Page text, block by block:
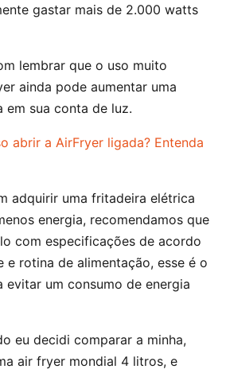
gastar mais de 2.000 watts
lembrar que o uso muito
ainda pode aumentar uma
sua conta de luz.
abrir a AirFryer ligada? Entenda
adquirir uma fritadeira elétrica
energia, recomendamos que
com especificações de acordo
e rotina de alimentação, esse é o
evitar um consumo de energia
eu decidi comparar a minha,
air fryer mondial 4 litros, e